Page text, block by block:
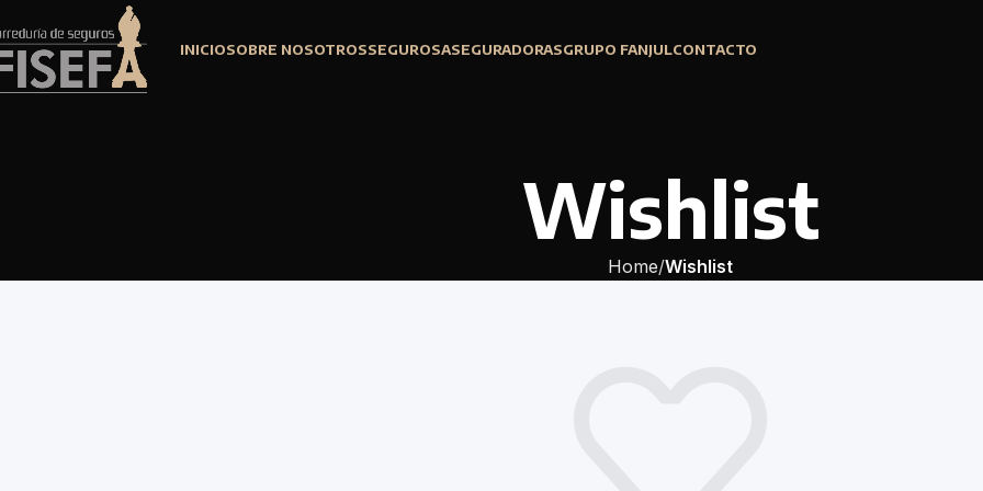
INICIOSOBRE NOSOTROSSEGUROSASEGURADORASGRUPO FANJULCONTACTO
Wishlist
Home Wishlist